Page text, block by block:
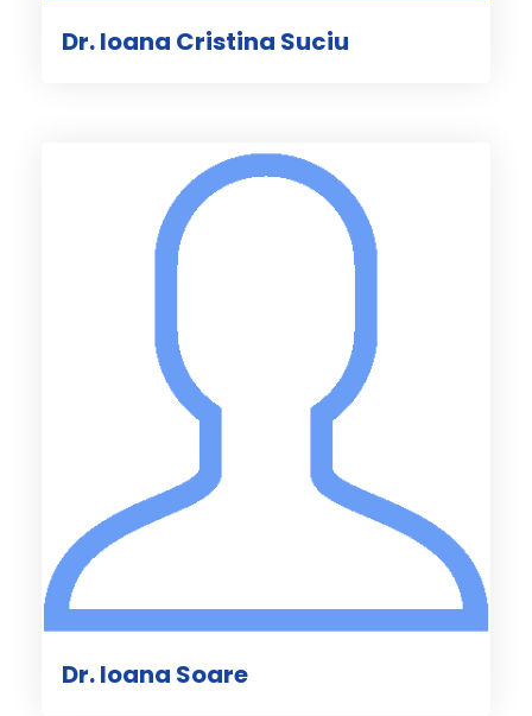
Dr. Ioana Cristina Suciu
Dr. Ioana Soare